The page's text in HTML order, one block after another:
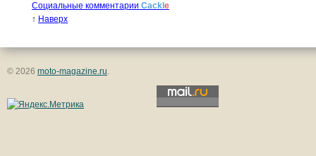
Социальные комментарии Cackl e
↑ Наверх
© 2026 moto-magazine.ru.